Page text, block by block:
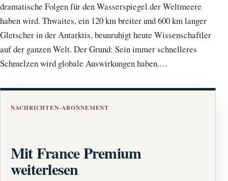
dramatische Folgen für den Wasserspiegel der Weltmeere
haben wird. Thwaites, ein 120 km breiter und 600 km langer
Gletscher in der Antarktis, beunruhigt heute Wissenschaftler
auf der ganzen Welt. Der Grund: Sein immer schnelleres
Schmelzen wird globale Auswirkungen haben.…
NACHRICHTEN-ABONNEMENT
Mit France Premium
weiterlesen